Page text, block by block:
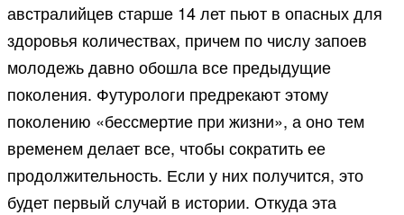
австралийцев старше 14 лет пьют в опасных для
здоровья количествах, причем по числу запоев
молодежь давно обошла все предыдущие
поколения. Футурологи предрекают этому
поколению «бессмертие при жизни», а оно тем
временем делает все, чтобы сократить ее
продолжительность. Если у них получится, это
будет первый случай в истории. Откуда эта